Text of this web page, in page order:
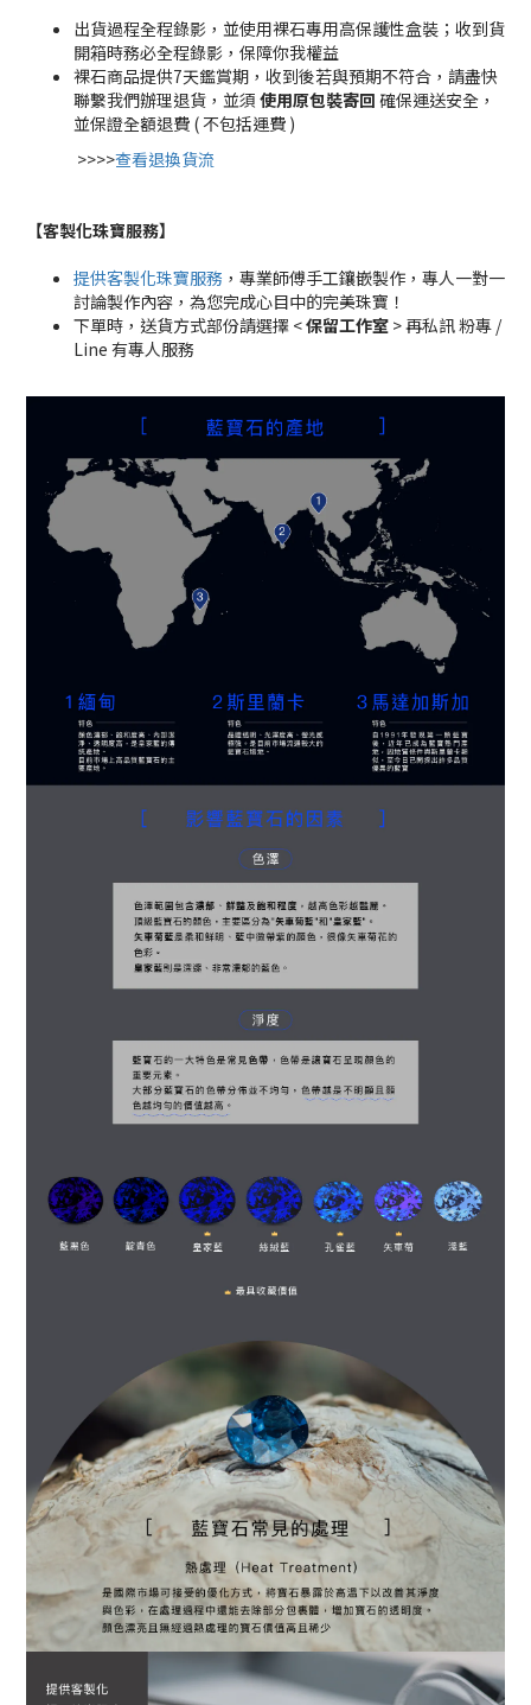
出貨過程全程錄影，並使用裸石專用高保護性盒裝；收到貨
開箱時務必全程錄影，保障你我權益
裸石商品提供7天鑑賞期，收到後若與預期不符合，請盡快
聯繫我們辦理退貨，並須 使用原包裝寄回 確保運送安全，
並保證全額退費 ( 不包括運費 )
>>>>查看退換貨流
【客製化珠寶服務】
提供客製化珠寶服務 ，專業師傅手工鑲嵌製作，專人一對一
討論製作內容，為您完成心目中的完美珠寶！
下單時，送貨方式部份請選擇 <保留工作室 > 再私訊 粉專 /
Line 有專人服務